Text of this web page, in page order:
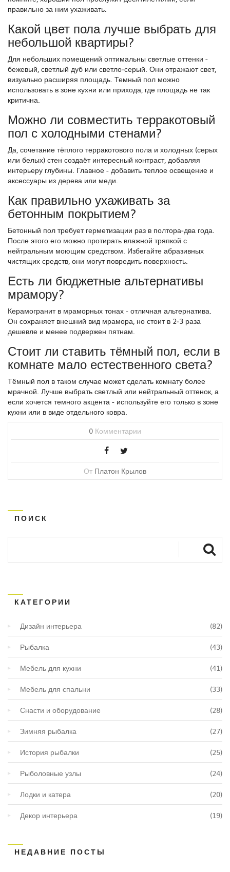
правильно за ним ухаживать.
Какой цвет пола лучше выбрать для
небольшой квартиры?
Для небольших помещений оптимальны светлые оттенки -
бежевый, светлый дуб или светло‑серый. Они отражают свет,
визуально расширяя площадь. Темный пол можно
использовать в зоне кухни или прихода, где площадь не так
критична.
Можно ли совместить терракотовый
пол с холодными стенами?
Да, сочетание тёплого терракотового пола и холодных (серых
или белых) стен создаёт интересный контраст, добавляя
интерьеру глубины. Главное - добавить теплое освещение и
аксессуары из дерева или меди.
Как правильно ухаживать за
бетонным покрытием?
Бетонный пол требует герметизации раз в полтора‑два года.
После этого его можно протирать влажной тряпкой с
нейтральным моющим средством. Избегайте абразивных
чистящих средств, они могут повредить поверхность.
Есть ли бюджетные альтернативы
мрамору?
Керамогранит в мраморных тонах - отличная альтернатива.
Он сохраняет внешний вид мрамора, но стоит в 2‑3 раза
дешевле и менее подвержен пятнам.
Стоит ли ставить тёмный пол, если в
комнате мало естественного света?
Тёмный пол в таком случае может сделать комнату более
мрачной. Лучше выбрать светлый или нейтральный оттенок, а
если хочется темного акцента - используйте его только в зоне
кухни или в виде отдельного ковра.
0 Комментарии
От Платон Крылов
ПОИСК
КАТЕГОРИИ
Дизайн интерьера (82)
Рыбалка (43)
Мебель для кухни (41)
Мебель для спальни (33)
Снасти и оборудование (28)
Зимняя рыбалка (27)
История рыбалки (25)
Рыболовные узлы (24)
Лодки и катера (20)
Декор интерьера (19)
НЕДАВНИЕ ПОСТЫ